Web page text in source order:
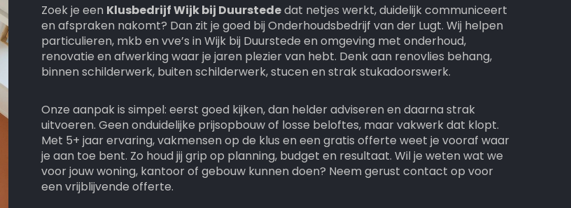
Zoek je een Klusbedrijf Wijk bij Duurstededat netjes werkt, duidelijk communiceert
en afspraken nakomt? Dan zit je goed bij Onderhoudsbedrijf van der Lugt. Wij helpen
particulieren, mkb en vve’s in Wijk bij Duurstede en omgeving met onderhoud,
renovatie en afwerking waar je jaren plezier van hebt. Denk aan renovlies behang,
binnen schilderwerk, buiten schilderwerk, stucen en strak stukadoorswerk.
Onze aanpak is simpel: eerst goed kijken, dan helder adviseren en daarna strak
uitvoeren. Geen onduidelijke prijsopbouw of losse beloftes, maar vakwerk dat klopt.
Met 5+ jaar ervaring, vakmensen op de klus en een gratis offerte weet je vooraf waar
je aan toe bent. Zo houd jij grip op planning, budget en resultaat. Wil je weten wat we
voor jouw woning, kantoor of gebouw kunnen doen? Neem gerust contact op voor
een vrijblijvende offerte.